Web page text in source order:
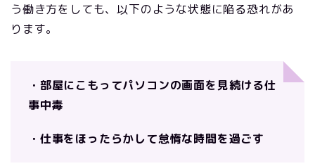
う働き方をしても、以下のような状態に陥る恐れがあ
ります。
・部屋にこもってパソコンの画面を見続ける仕
事中毒
・仕事をほったらかして怠惰な時間を過ごす